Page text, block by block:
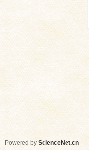
Powered by ScienceNet.cn